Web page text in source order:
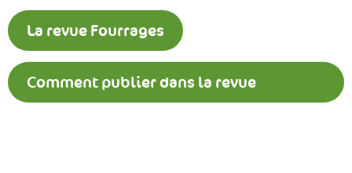
La revue Fourrages
Comment publier dans la revue